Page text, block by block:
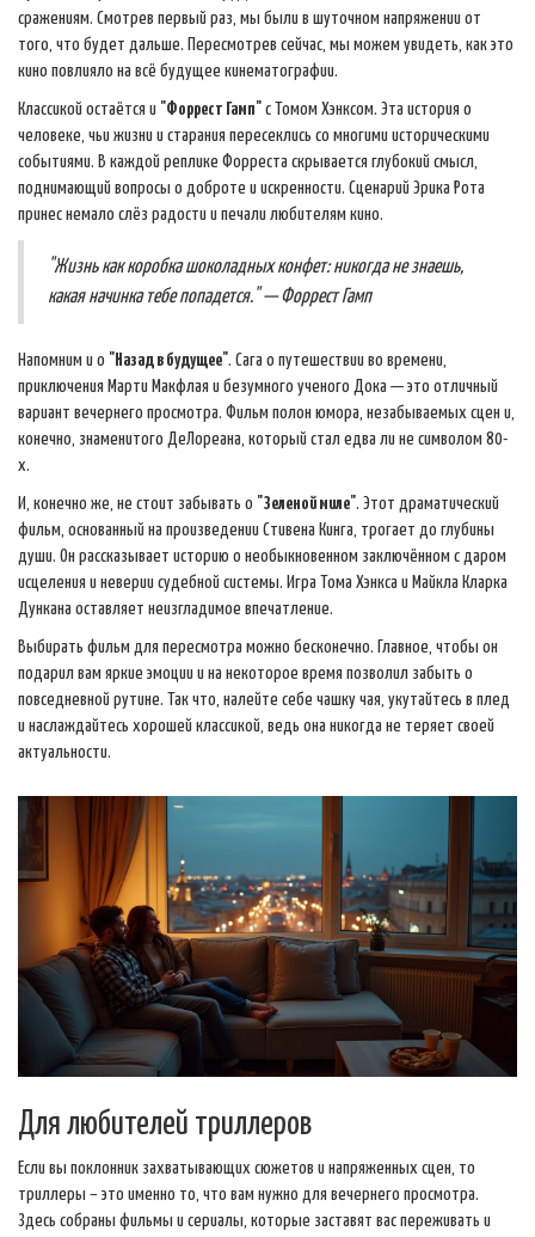
сражениям. Смотрев первый раз, мы были в шуточном напряжении от
того, что будет дальше. Пересмотрев сейчас, мы можем увидеть, как это
кино повлияло на всё будущее кинематографии.
Классикой остаётся и "Форрест Гамп" с Томом Хэнксом. Эта история о
человеке, чьи жизни и старания пересеклись со многими историческими
событиями. В каждой реплике Форреста скрывается глубокий смысл,
поднимающий вопросы о доброте и искренности. Сценарий Эрика Рота
принес немало слёз радости и печали любителям кино.
"Жизнь как коробка шоколадных конфет: никогда не знаешь,
какая начинка тебе попадется." — Форрест Гамп
Напомним и о "Назад в будущее". Сага о путешествии во времени,
приключения Марти Макфлая и безумного ученого Дока — это отличный
вариант вечернего просмотра. Фильм полон юмора, незабываемых сцен и,
конечно, знаменитого ДеЛореана, который стал едва ли не символом 80-
х.
И, конечно же, не стоит забывать о "Зеленой миле". Этот драматический
фильм, основанный на произведении Стивена Кинга, трогает до глубины
души. Он рассказывает историю о необыкновенном заключённом с даром
исцеления и неверии судебной системы. Игра Тома Хэнкса и Майкла Кларка
Дункана оставляет неизгладимое впечатление.
Выбирать фильм для пересмотра можно бесконечно. Главное, чтобы он
подарил вам яркие эмоции и на некоторое время позволил забыть о
повседневной рутине. Так что, налейте себе чашку чая, укутайтесь в плед
и наслаждайтесь хорошей классикой, ведь она никогда не теряет своей
актуальности.
Для любителей триллеров
Если вы поклонник захватывающих сюжетов и напряженных сцен, то
триллеры – это именно то, что вам нужно для вечернего просмотра.
Здесь собраны фильмы и сериалы, которые заставят вас переживать и